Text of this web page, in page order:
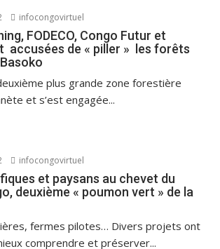
infocongovirtuel
FODECO, Congo Futur et
accusées de « piller » les forêts
plus grande zone forestière
et s’est engagée...
infocongovirtuel
et paysans au chevet du
deuxième « poumon vert » de la
fermes pilotes… Divers projets ont
comprendre et préserver...